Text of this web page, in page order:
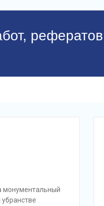
рефератов
монументальный